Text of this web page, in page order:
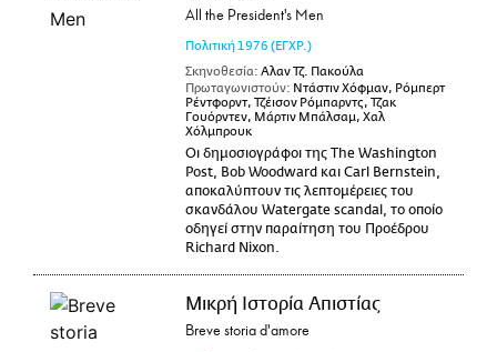
All the President's Men
Πολιτική1976 (ΕΓΧΡ.)
Σκηνοθεσία: Αλαν Τζ. Πακούλα
Πρωταγωνιστούν: Ντάστιν Χόφμαν, Ρόμπερτ
Ρέντφορντ, Τζέισον Ρόμπαρντς, Τζακ
Γουόρντεν, Μάρτιν Μπάλσαμ, Χαλ
Χόλμπρουκ
Οι δημοσιογράφοι της The Washington
Post, Bob Woodward και Carl Bernstein,
αποκαλύπτουν τις λεπτομέρειες του
σκανδάλου Watergate scandal, το οποίο
οδηγεί στην παραίτηση του Προέδρου
Richard Nixon.
Μικρή Ιστορία Απιστίας
Breve storia d'amore